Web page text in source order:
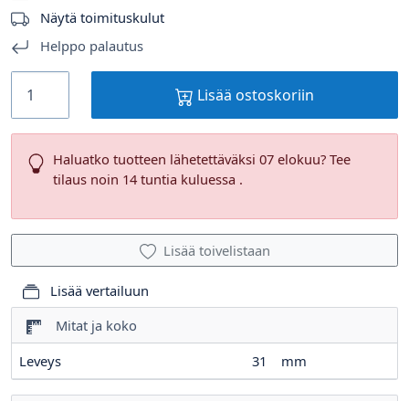
Mitat ja koko
Leveys
31 mm
Näytä toimituskulut
Helppo palautus
Lisää ostoskoriin
Haluatko tuotteen lähetettäväksi 07 elokuu? Tee
tilaus noin 14 tuntia kuluessa .
Lisää toivelistaan
Lisää vertailuun